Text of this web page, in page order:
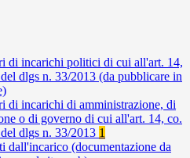
di incarichi politici di cui all'art. 14,
dlgs n. 33/2013 (da pubblicare in
di incarichi di amministrazione, di
o di governo di cui all'art. 14, co.
dlgs n. 33/2013 1
dall'incarico (documentazione da